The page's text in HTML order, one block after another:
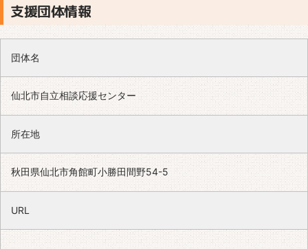
支援団体情報
団体名
仙北市自立相談応援センター
所在地
秋田県仙北市角館町小勝田間野54-5
URL